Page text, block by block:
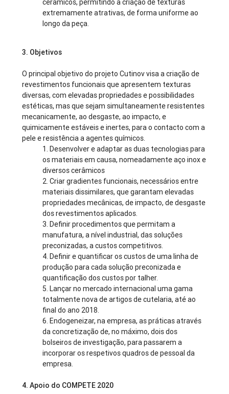
cerâmicos, permitindo a criação de texturas
extremamente atrativas, de forma uniforme ao
longo da peça.
3. Objetivos
O principal objetivo do projeto Cutinov visa a criação de
revestimentos funcionais que apresentem texturas
diversas, com elevadas propriedades e possibilidades
estéticas, mas que sejam simultaneamente resistentes
mecanicamente, ao desgaste, ao impacto, e
quimicamente estáveis e inertes, para o contacto com a
pele e resistência a agentes químicos.
1. Desenvolver e adaptar as duas tecnologias para
os materiais em causa, nomeadamente aço inox e
diversos cerâmicos
2. Criar gradientes funcionais, necessários entre
materiais dissimilares, que garantam elevadas
propriedades mecânicas, de impacto, de desgaste
dos revestimentos aplicados.
3. Definir procedimentos que permitam a
manufatura, a nível industrial, das soluções
preconizadas, a custos competitivos.
4. Definir e quantificar os custos de uma linha de
produção para cada solução preconizada e
quantificação dos custos por talher.
5. Lançar no mercado internacional uma gama
totalmente nova de artigos de cutelaria, até ao
final do ano 2018.
6. Endogeneizar, na empresa, as práticas através
da concretização de, no máximo, dois dos
bolseiros de investigação, para passarem a
incorporar os respetivos quadros de pessoal da
empresa.
4. Apoio do COMPETE 2020